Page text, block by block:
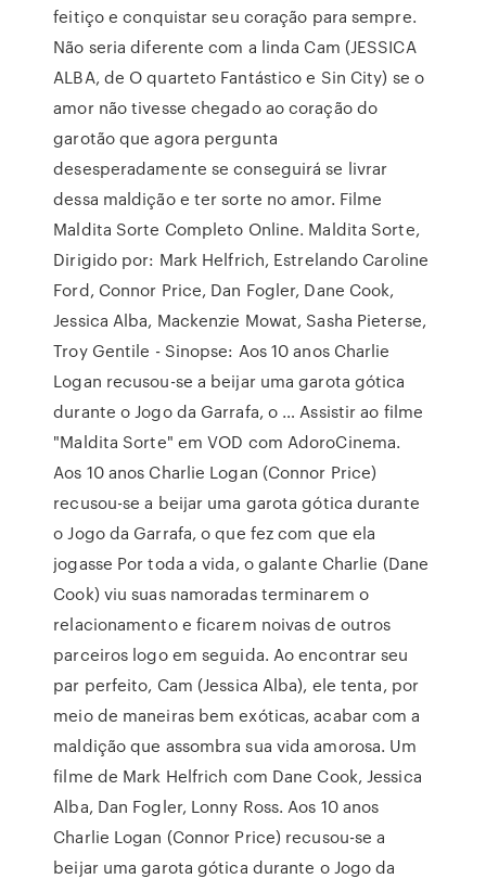
feitiço e conquistar seu coração para sempre.
Não seria diferente com a linda Cam (JESSICA
ALBA, de O quarteto Fantástico e Sin City) se o
amor não tivesse chegado ao coração do
garotão que agora pergunta
desesperadamente se conseguirá se livrar
dessa maldição e ter sorte no amor. Filme
Maldita Sorte Completo Online. Maldita Sorte,
Dirigido por: Mark Helfrich, Estrelando Caroline
Ford, Connor Price, Dan Fogler, Dane Cook,
Jessica Alba, Mackenzie Mowat, Sasha Pieterse,
Troy Gentile - Sinopse: Aos 10 anos Charlie
Logan recusou-se a beijar uma garota gótica
durante o Jogo da Garrafa, o … Assistir ao filme
"Maldita Sorte" em VOD com AdoroCinema.
Aos 10 anos Charlie Logan (Connor Price)
recusou-se a beijar uma garota gótica durante
o Jogo da Garrafa, o que fez com que ela
jogasse Por toda a vida, o galante Charlie (Dane
Cook) viu suas namoradas terminarem o
relacionamento e ficarem noivas de outros
parceiros logo em seguida. Ao encontrar seu
par perfeito, Cam (Jessica Alba), ele tenta, por
meio de maneiras bem exóticas, acabar com a
maldição que assombra sua vida amorosa. Um
filme de Mark Helfrich com Dane Cook, Jessica
Alba, Dan Fogler, Lonny Ross. Aos 10 anos
Charlie Logan (Connor Price) recusou-se a
beijar uma garota gótica durante o Jogo da